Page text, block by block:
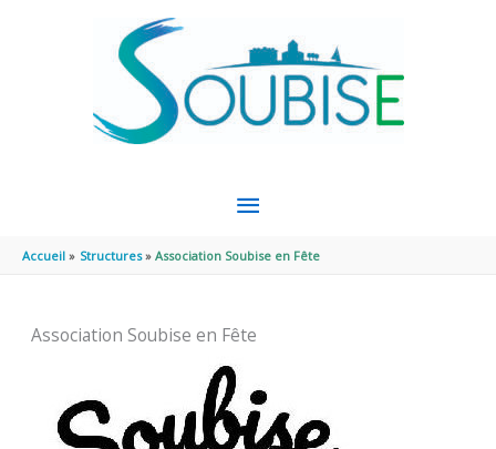
MENU
PRINCIPAL
Accueil Structures Association Soubise en Fête
Association Soubise en Fête